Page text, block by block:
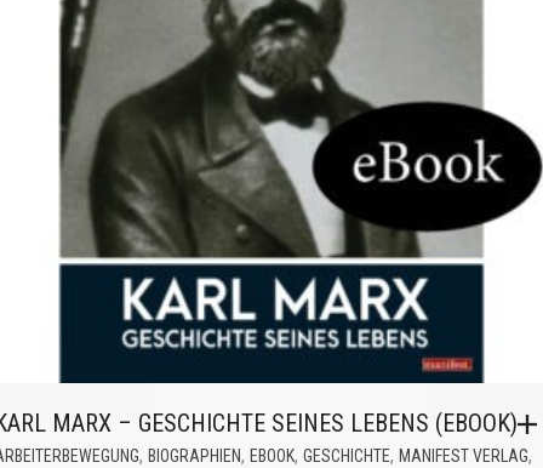
MARX – GESCHICHTE SEINES LEBENS (EBOOK)
, BIOGRAPHIEN, EBOOK, GESCHICHTE, MANIFEST VERLAG,